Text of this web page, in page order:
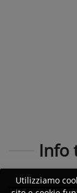
Info
Utilizziamo